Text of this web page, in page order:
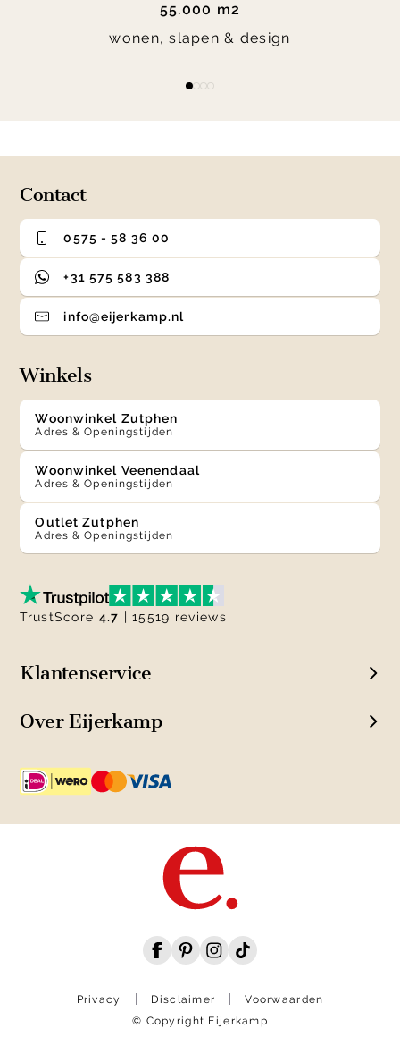
55.000 m2
wonen, slapen & design
Contact
0575 - 58 36 00
+31 575 583 388
info@eijerkamp.nl
Winkels
Woonwinkel Zutphen
Adres & Openingstijden
Woonwinkel Veenendaal
Adres & Openingstijden
Outlet Zutphen
Adres & Openingstijden
Klantenservice
Over Eijerkamp
TrustScore 4.7 | 15519 reviews
Privacy Disclaimer
Voorwaarden
© Copyright Eijerkamp